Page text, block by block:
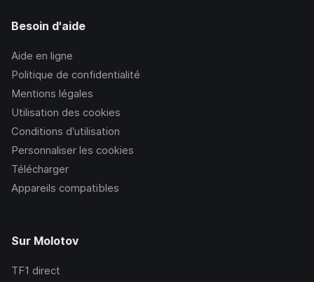
Besoin d'aide
Aide en ligne
Politique de confidentialité
Mentions légales
Utilisation des cookies
Conditions d’utilisation
Personnaliser les cookies
Télécharger
Appareils compatibles
Sur Molotov
TF1 direct